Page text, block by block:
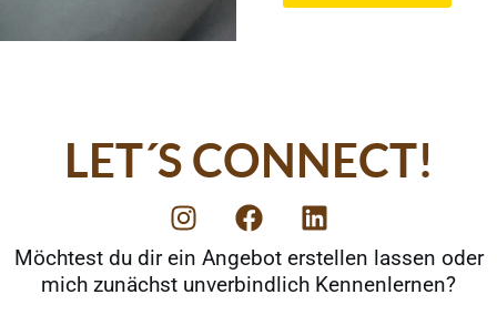
LET´S CONNECT!
I
n
s
t
F
a
c
e
L
i
n
k
Möchtest du dir ein Angebot erstellen lassen oder
mich zunächst unverbindlich Kennenlernen?